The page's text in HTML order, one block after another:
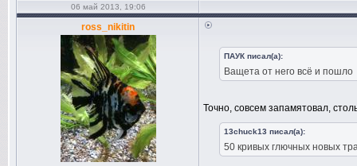
06 май 2013, 19:06
ross_nikitin
ПАУК писал(а):
Ващета от него всё и пошло
Точно, совсем запамятовал,
13chuck13 писал(а):
50 кривых глючных новых